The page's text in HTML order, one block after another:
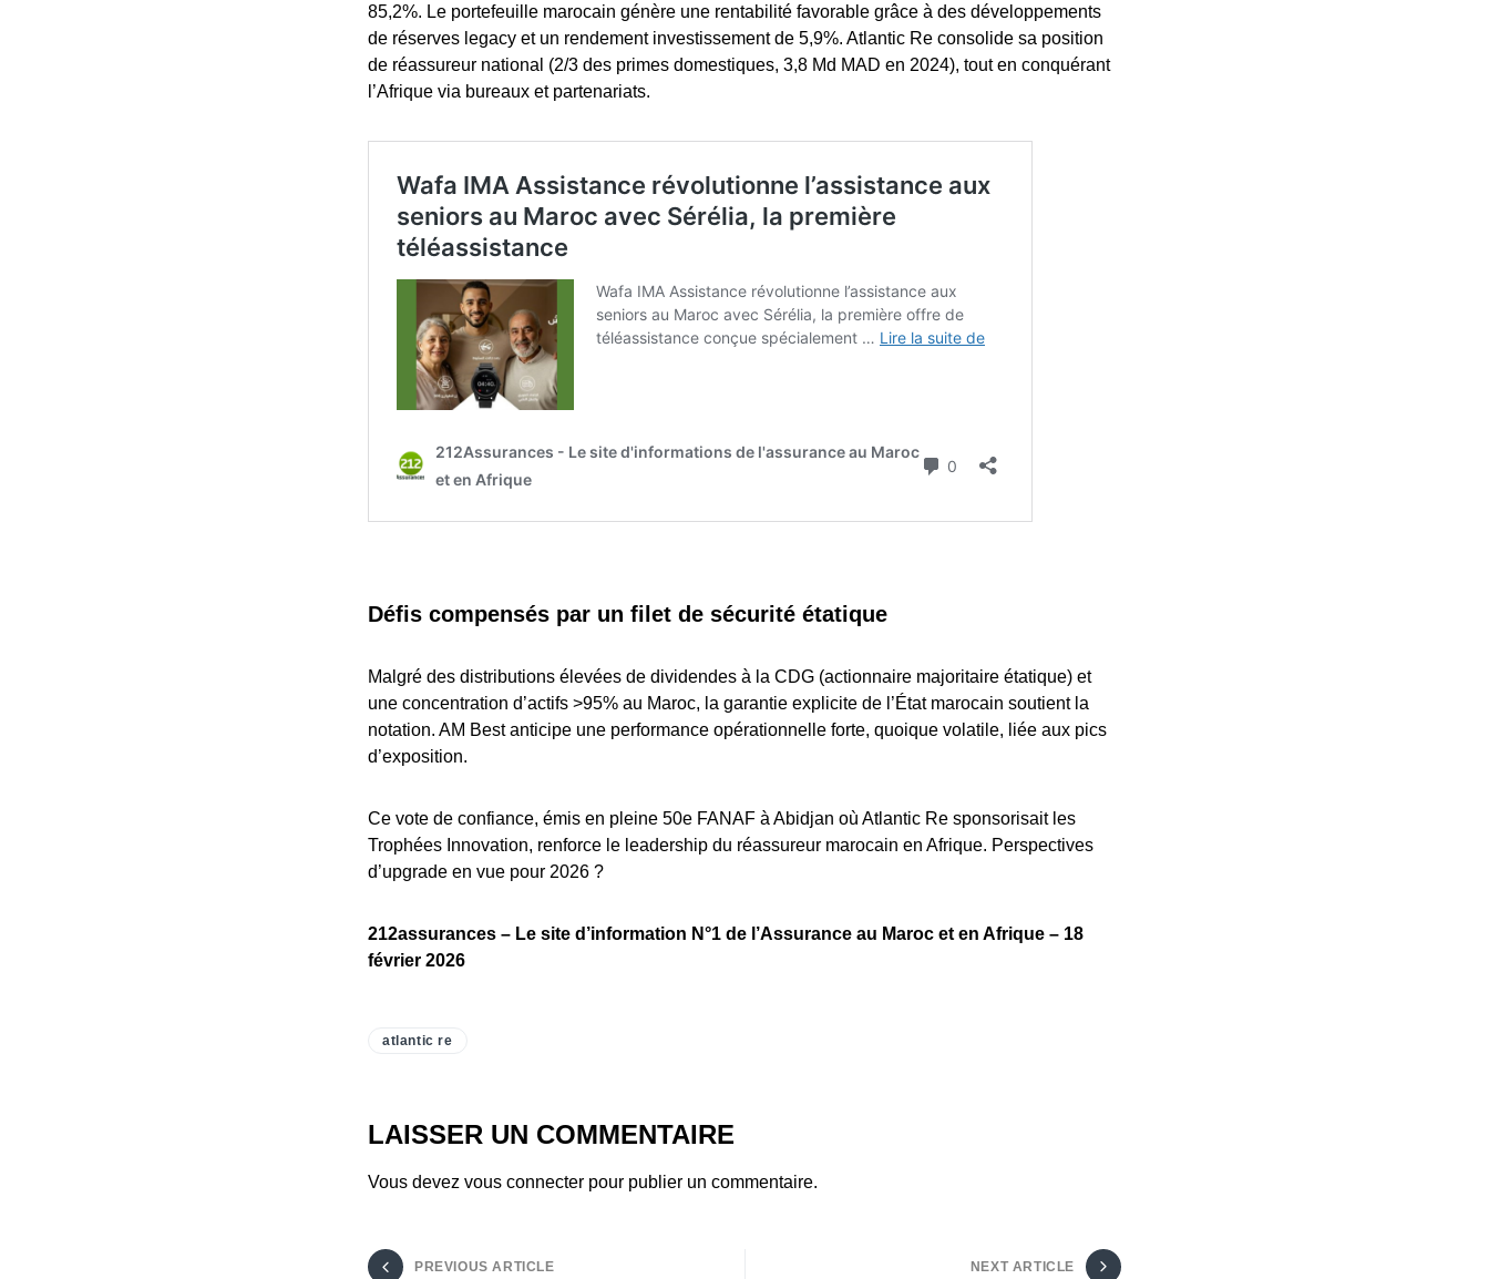
85,2%. Le portefeuille marocain génère une rentabilité favorable grâce à des développements
de réserves legacy et un rendement investissement de 5,9%. Atlantic Re consolide sa position
de réassureur national (2/3 des primes domestiques, 3,8 Md MAD en 2024), tout en conquérant
l’Afrique via bureaux et partenariats.
Défis compensés par un filet de sécurité étatique
Malgré des distributions élevées de dividendes à la CDG (actionnaire majoritaire étatique) et
une concentration d’actifs >95% au Maroc, la garantie explicite de l’État marocain soutient la
notation. AM Best anticipe une performance opérationnelle forte, quoique volatile, liée aux pics
d’exposition.
Ce vote de confiance, émis en pleine 50e FANAF à Abidjan où Atlantic Re sponsorisait les
Trophées Innovation, renforce le leadership du réassureur marocain en Afrique. Perspectives
d’upgrade en vue pour 2026 ?
212assurances – Le site d’information N°1 de l’Assurance au Maroc et en Afrique – 18
février 2026
atlantic re
LAISSER UN COMMENTAIRE
Vous devez vous connecter pour publier un commentaire.
PREVIOUS ARTICLE NEXT ARTICLE